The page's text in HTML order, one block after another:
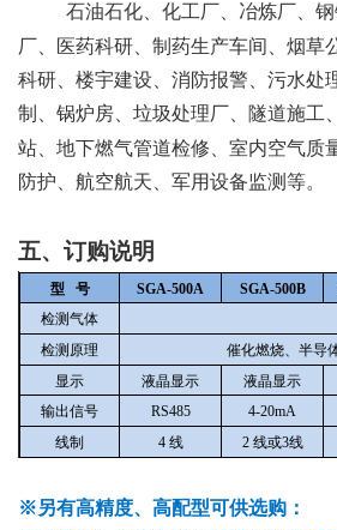
石油石化、化工厂、冶炼厂、
厂、医药科研、制药生产车间、烟草
科研、楼宇建设、消防报警、污水处
制、锅炉房、垃圾处理厂、隧道施工、
站、地下燃气管道检修、室内空气质
防护、航空航天、军用设备监测等。
五、订购说明
型 号 SGA-500A SGA-500B
检测气体
检测原理
催化燃烧、半导
显示
液晶显示 液晶显示
输出信号
RS485 4-20mA
线制
4 线 2 线或3线
※另有高精度、高配型可供选购：